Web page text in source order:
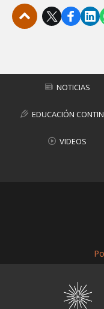
NOTICIAS
EDUCACIÓN
VIDEOS